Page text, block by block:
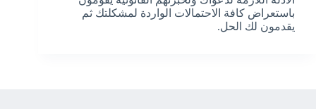
باستعراض كافة الاحتمالات الواردة لمشكلتك ثم
يقدمون لك الحل.